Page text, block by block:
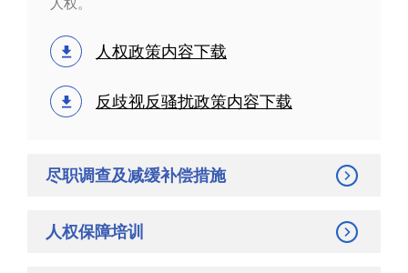
人权政策内容下载
反歧视反骚扰政策内容下载
尽职调查及减缓补偿措施
人权保障培训